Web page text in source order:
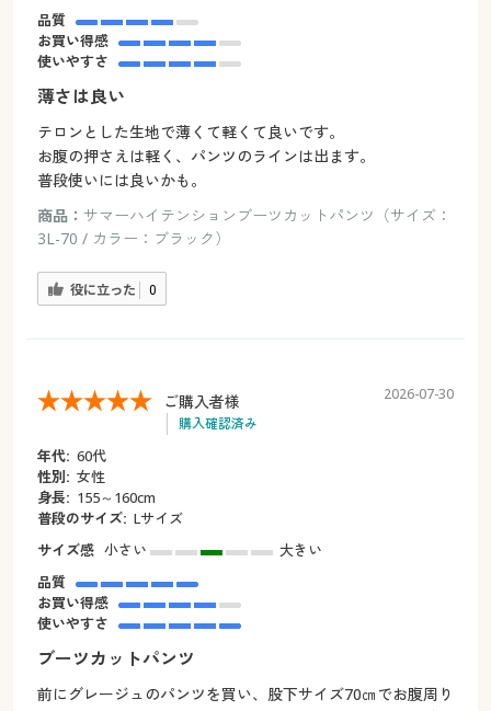
品質
お買い得感
使いやすさ
薄さは良い
テロンとした生地で薄くて軽くて良いです。
お腹の押さえは軽く、パンツのラインは出ます。
普段使いには良いかも。
商品： サマーハイテンションブーツカットパンツ（サイズ：
3L-70 / カラー：ブラック）
役に立った 0
ご購入者様
購入確認済み
2026-07-30
年代: 60代
性別: 女性
身長: 155～160cm
普段のサイズ: Lサイズ
サイズ感 小さい
大きい
品質
お買い得感
使いやすさ
ブーツカットパンツ
前にグレージュのパンツを買い、股下サイズ70㎝でお腹周り